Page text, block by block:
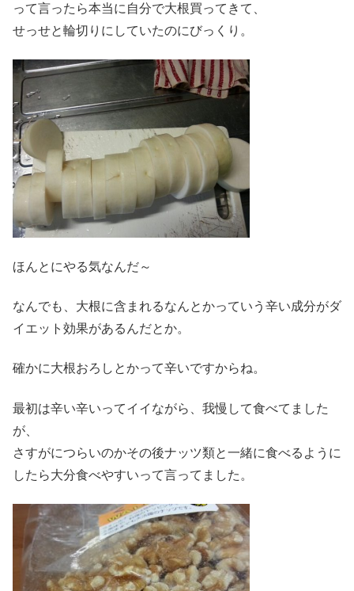
って言ったら本当に自分で大根買ってきて、
せっせと輪切りにしていたのにびっくり。
ほんとにやる気なんだ～
なんでも、大根に含まれるなんとかっていう辛い成分がダ
イエット効果があるんだとか。
確かに大根おろしとかって辛いですからね。
最初は辛い辛いってイイながら、我慢して食べてました
が、
さすがにつらいのかその後ナッツ類と一緒に食べるように
したら大分食べやすいって言ってました。